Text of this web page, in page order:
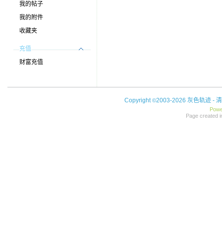
我的帖子
我的附件
收藏夹
充值
财富充值
Copyright©2003-2026 灰色轨迹 -
Page created